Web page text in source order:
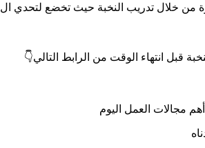
خلال تدريب النخبة حيث تخضع لتحدي ال30 يوم
قبل انتهاء الوقت من الرابط التالي👇